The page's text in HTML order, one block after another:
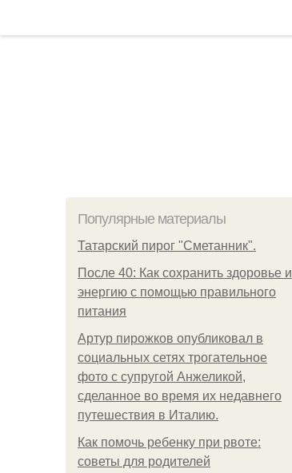
Популярные материалы
Татарский пирог "Сметанник".
После 40: Как сохранить здоровье и
энергию с помощью правильного
питания
Артур пирожков опубликовал в
социальных сетях трогательное
фото с супругой Анжеликой,
сделанное во время их недавнего
путешествия в Италию.
Как помочь ребенку при рвоте:
советы для родителей